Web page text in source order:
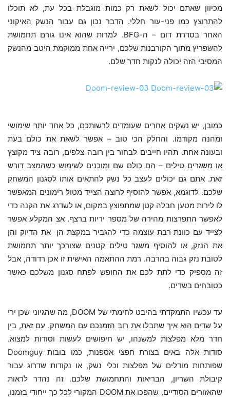
מכיוון שאתם יכול לשאת רק כמות מוגבלת בכל עת, לא תוכלו
להתרוצץ כמו פני-עור חללי. הדבר נכון גם עבור הנשק האיקוני
האחר בסדרת דום – ה-BFG. למרות שהוא אינו גורם תחמושת
להשפריץ מתוך הקורבנות שלכם, ירייה אחת ממוקמת היטב מהנשק
המסיבי הזה יכולה לנקות חדר שלם.
כמובן, יש נשקים אחרים שעומדים לרשותכם, כל אחד יותר שימושי
ומהנה מקודמו. והחלק הכי טוב – אפשר לשאת את כולם בעת
ובעונה אחת. תהיו חייבים לבחור בין רובה צלפים, רובה ציד מקוצץ
או משגרים טילים – הם כולם שם ומוכנים לשימוש כשהמצב דורש
זאת. אתם גם יכולים לעצב כל נשק להתאים אותו לסגנון המשחק
שלכם. לדוגמא, אפשר להוסיף לרוצה הצייד מטול רימונים המאפשר
לו לירות מטען חבלה קטן שמתפוצץ במקום, או לשדרג את הקנה כדי
לאפשר התפרצות מהירה של מספר יריות ברצף. אצ המקלע אפשר
לצייד עם כוונת רבת עוצמה כדי להגביר במקצת הן את הדיוק והן
את הנזק, או להוסיף משגר טילים קטנים שצורכך יותר תחמושת
לטובת נזק גבוה בהרבה. רמת ההתאמה האישית זו אכן רדודה, אבל
זה מספיק כדי לתת לכם את החופש לפתח סגנון משלכם כאשר
כטובחים בשדים.
עד עכשיו התמקדתי בהיבט לחימתי של DOOM, מה שהגיוני שכן ירי
על שדים הוא איך שתבלו את רוב הזמנכם עם המשחק. עם זאת, בין
חדר מלא מפלצות למשנהו, יש חיפושים לעשות וסודות למצוא.
סודות אלה באים בצורת חפצי אספנות, כמו בובות Doomguy
שפותחות מודלים של מפלצות וכלי נשק, או נקודות שדרוג עבור
קיבולת השריון, הבריאות והתחמושת שלכם. זה נהדר לראות
שהאזורים הסודיים, שהפכו את DOOM המקורי לכל כך ייחודי בזמנו,